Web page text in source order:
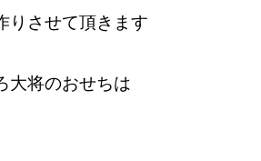
りさせて頂きます
大将のおせちは